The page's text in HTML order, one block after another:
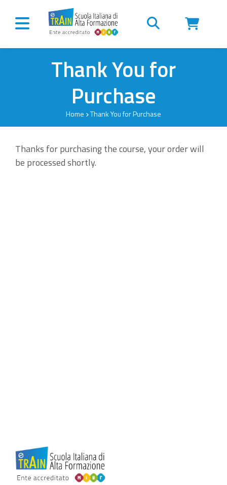
Vai al contenuto
Thank You for
Purchase
Home Thank You for Purchase
Thanks for purchasing the course, your order will
be processed shortly.